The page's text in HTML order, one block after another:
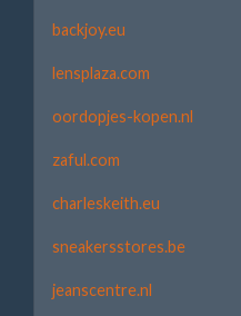
backjoy.eu
lensplaza.com
oordopjes-kopen.nl
zaful.com
charleskeith.eu
sneakersstores.be
jeanscentre.nl